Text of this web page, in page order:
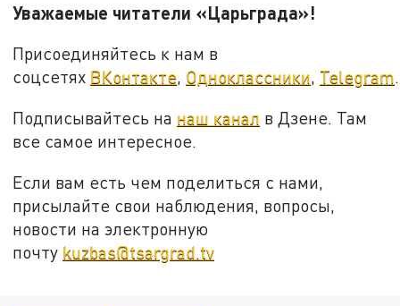
Уважаемые читатели «Царьграда»!
Присоединяйтесь к нам в
соцсетях ВКонтакте, Одноклассники, Telegram.
Подписывайтесь на наш канал в Дзене. Там
все самое интересное.
Если вам есть чем поделиться с нами,
присылайте свои наблюдения, вопросы,
новости на электронную
почту kuzbas@tsargrad.tv